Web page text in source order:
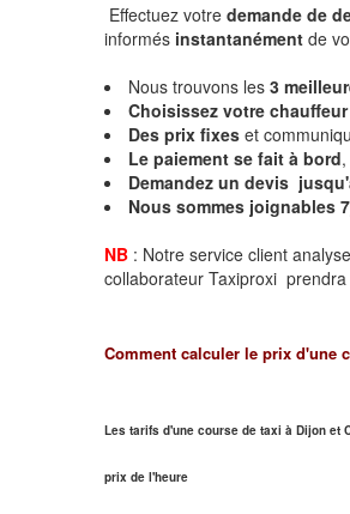
Effectuez votre demande de
informés instantanément de
Nous trouvons les 3
Choisissez votre
Des prix fixes et
Le paiement se fait à bord
Demandez un devis
Nous sommes joignables
NB : Notre service client
collaborateur Taxiproxi
Comment calculer le prix d'une
Les tarifs d'une course de taxi à Dijon et
prix de l'heure